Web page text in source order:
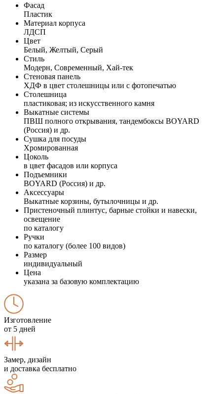
Фасад
Пластик
Материал корпуса
ЛДСП
Цвет
Белый, Желтый, Серый
Стиль
Модерн, Современный, Хай-тек
Стеновая панель
ХДФ в цвет столешницы или с фотопечатью
Столешница
пластиковая; из искусственного камня
Выкатные системы
ПВШ полного открывания, тандембоксы BOYARD
(Россия) и др.
Сушка для посуды
Хромированная
Цоколь
в цвет фасадов или корпуса
Подъемники
BOYARD (Россия) и др.
Аксессуары
Выкатные корзины, бутылочницы и др.
Пристеночный плинтус, барные стойки и навески,
освещение
по каталогу
Ручки
по каталогу (более 100 видов)
Размер
индивидуальный
Цена
указана за базовую комплектацию
Изготовление
от 5 дней
Замер, дизайн
и доставка бесплатно